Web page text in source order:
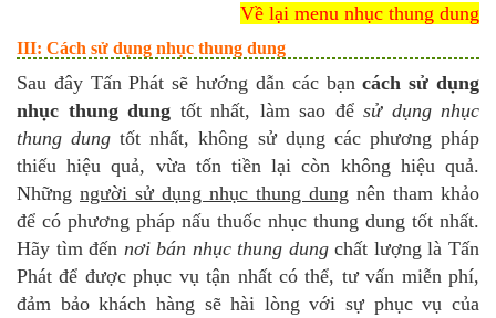
Về lại menu nhục thung dung
III: Cách sử dụng nhục thung dung
Sau đây Tấn Phát sẽ hướng dẫn các bạncách sử dụng
nhục thung dung tốt nhất, làm sao để sử dụng nhục
thung dung tốt nhất, không sử dụng các phương pháp
thiếu hiệu quả, vừa tốn tiền lại còn không hiệu quả.
Những người sử dụng nhục thung dung nên tham khảo
để có phương pháp nấu thuốc nhục thung dung tốt nhất.
Hãy tìm đến nơi bán nhục thung dungchất lượng là Tấn
Phát để được phục vụ tận nhất có thể, tư vấn miễn phí,
đảm bảo khách hàng sẽ hài lòng với sự phục vụ của